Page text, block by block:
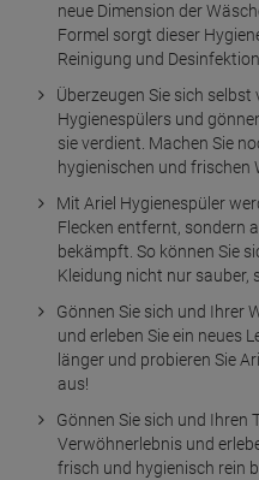
neue Dimension der
Formel sorgt dieser
Reinigung und
Überzeugen Sie sich
Hygienespülers und
sie verdient. Machen Sie
hygienischen und frischen
Mit Ariel Hygienespüler
Flecken entfernt, sondern
bekämpft. So können Sie
Kleidung nicht nur sauber,
Gönnen Sie sich und Ihrer
und erleben Sie ein neues
länger und probieren Sie
aus!
Gönnen Sie sich und Ihren
Verwöhnerlebnis und
frisch und hygienisch rein